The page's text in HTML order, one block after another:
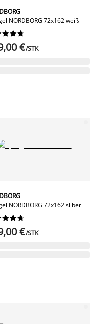
NORDBORG 72x162 weiß




€/STK
NORDBORG 72x162 silber




€/STK